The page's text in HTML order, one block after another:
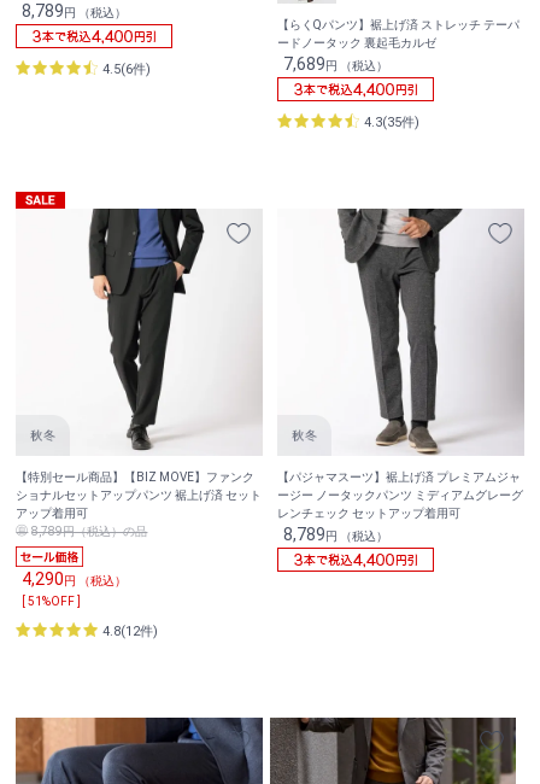
8,789円 （税込）
4.5(6件)
【らくQパンツ】裾上げ済 ストレッチ テーパ
ードノータック 裏起毛カルゼ
7,689円 （税込）
4.3(35件)
【特別セール商品】【BIZ MOVE】ファンク
ショナルセットアップパンツ 裾上げ済 セット
アップ着用可
8,789円（税込）の品
4,290円 （税込）
[ 51%OFF ]
4.8(12件)
【パジャマスーツ】裾上げ済 プレミアムジャ
ージー ノータックパンツ ミディアムグレーグ
レンチェック セットアップ着用可
8,789円 （税込）